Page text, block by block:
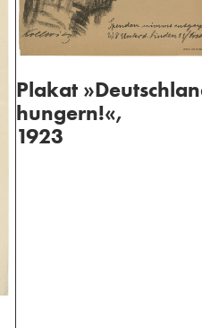
Plakat
hungern!«,
1923